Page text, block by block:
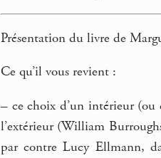
Présentation du livre de
Ce qu’il vous revient :
– ce choix d’un intérieur (ou
l’extérieur (William
par contre Lucy Ellmann,